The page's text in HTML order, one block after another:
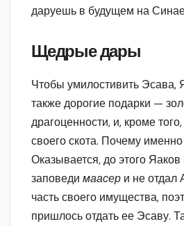
даруешь в будущем на
Щедрые дары
Чтобы умилостивить Эсава,
также дорогие подарки —
драгоценности, и, кроме
своего скота. Почему
Оказывается, до этого
заповеди маасер и не
часть своего имущества,
пришлось отдать ее Эсаву.